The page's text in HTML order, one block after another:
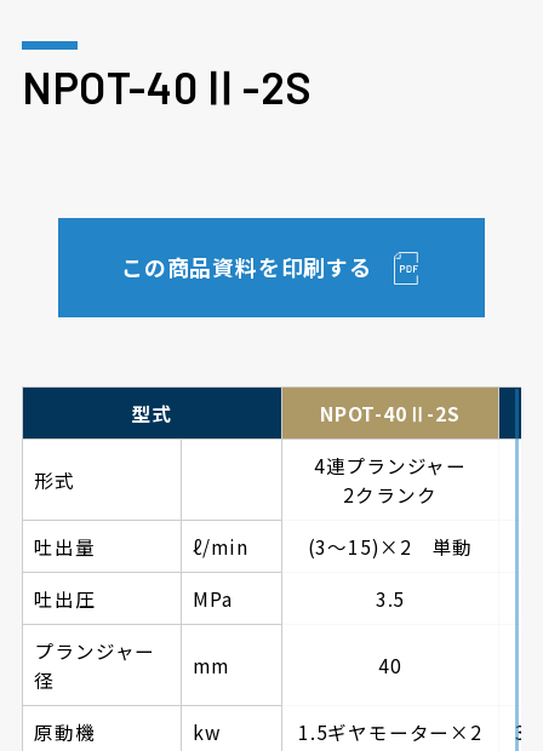
NPOT-40Ⅱ-2S
この商品資料を印刷する
型式 NPOT-40Ⅱ-2S
形式
4連プランジャー
2クランク
吐出量 ℓ/min (3～15)×2 単動
吐出圧
MPa
3.5
プランジャー
径
mm 40
原動機 kw 1.5ギヤモーター×2